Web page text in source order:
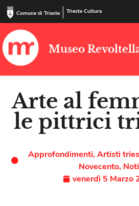
Comune di Trieste Trieste Cultura
Museo
Arte al
le pittrici
Approfondimenti,Artisti
Novecento,
venerdì 5 Marzo